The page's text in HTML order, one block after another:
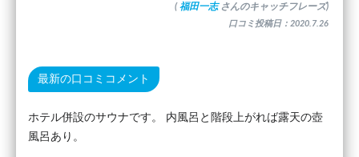
( 福田一志 さんのキャッチフレーズ)
口コミ投稿日：2020.7.26
最新の口コミコメント
ホテル併設のサウナです。 内風呂と階段上がれば露天の壺
風呂あり。